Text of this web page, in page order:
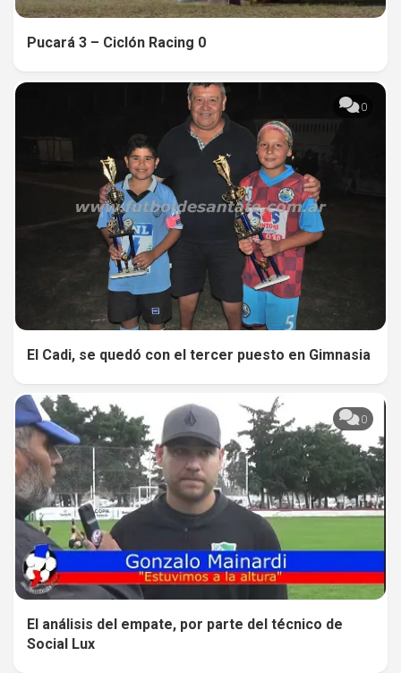
Pucará 3 – Ciclón Racing 0
0
El Cadi, se quedó con el tercer puesto en Gimnasia
0
El análisis del empate, por parte del técnico de
Social Lux